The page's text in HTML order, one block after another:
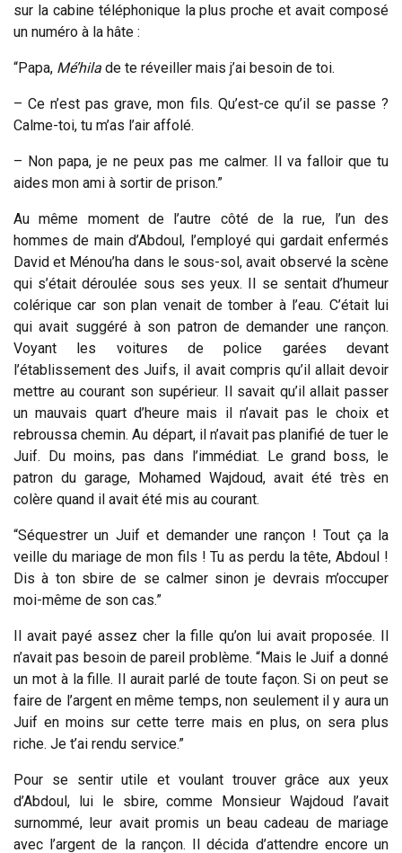
sur la cabine téléphonique la plus proche et avait composé
un numéro à la hâte :
“Papa, Mé’hila de te réveiller mais j’ai besoin de toi.
– Ce n’est pas grave, mon fils. Qu’est-ce qu’il se passe ?
Calme-toi, tu m’as l’air affolé.
– Non papa, je ne peux pas me calmer. Il va falloir que tu
aides mon ami à sortir de prison.”
Au même moment de l’autre côté de la rue, l’un des
hommes de main d’Abdoul, l’employé qui gardait enfermés
David et Ménou’ha dans le sous-sol, avait observé la scène
qui s’était déroulée sous ses yeux. Il se sentait d’humeur
colérique car son plan venait de tomber à l’eau. C’était lui
qui avait suggéré à son patron de demander une rançon.
Voyant les voitures de police garées devant
l’établissement des Juifs, il avait compris qu’il allait devoir
mettre au courant son supérieur. Il savait qu’il allait passer
un mauvais quart d’heure mais il n’avait pas le choix et
rebroussa chemin. Au départ, il n’avait pas planifié de tuer le
Juif. Du moins, pas dans l’immédiat. Le grand boss, le
patron du garage, Mohamed Wajdoud, avait été très en
colère quand il avait été mis au courant.
“Séquestrer un Juif et demander une rançon ! Tout ça la
veille du mariage de mon fils ! Tu as perdu la tête, Abdoul !
Dis à ton sbire de se calmer sinon je devrais m’occuper
moi-même de son cas.”
Il avait payé assez cher la fille qu’on lui avait proposée. Il
n’avait pas besoin de pareil problème. “Mais le Juif a donné
un mot à la fille. Il aurait parlé de toute façon. Si on peut se
faire de l’argent en même temps, non seulement il y aura un
Juif en moins sur cette terre mais en plus, on sera plus
riche. Je t’ai rendu service.”
Pour se sentir utile et voulant trouver grâce aux yeux
d’Abdoul, lui le sbire, comme Monsieur Wajdoud l’avait
surnommé, leur avait promis un beau cadeau de mariage
avec l’argent de la rançon. Il décida d’attendre encore un